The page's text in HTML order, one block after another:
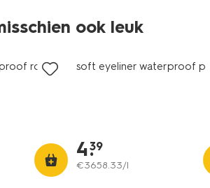
ook leuk
roze
vegan
soft eyeliner waterproof
4.
39
€3658.33/l